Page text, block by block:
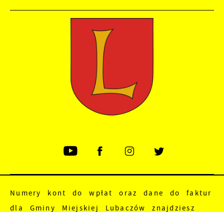
Numery kont do wpłat oraz dane do faktur
dla Gminy Miejskiej Lubaczów znajdziesz